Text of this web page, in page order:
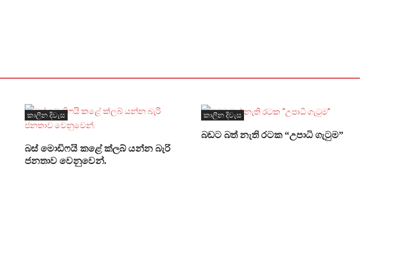
කාලීන දිවැස
බස් මොඩිෆයි කළේ ක්ලබ් යන්න බැරි
ජනතාව වෙනුවෙන්.
කාලීන දිවැස
බඩට බත් නැති රටක “උපාධි ගැටුම”